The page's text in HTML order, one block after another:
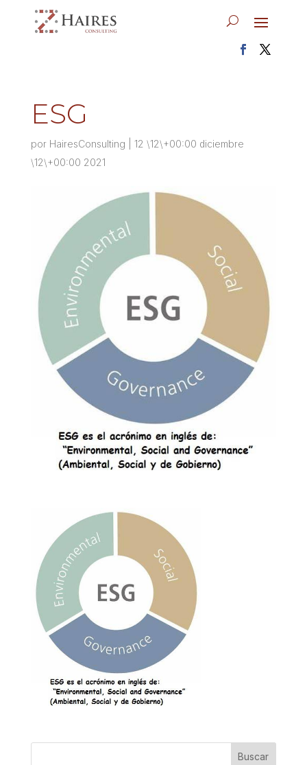
ESG
por HairesConsulting
12 \12\+00:00 diciembre
\12\+00:00 2021